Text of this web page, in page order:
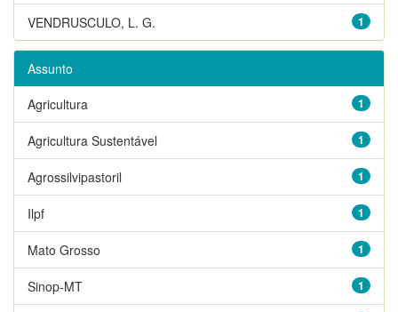
1
VENDRUSCULO, L. G.
Assunto
1
Agricultura
1
Agricultura Sustentável
1
Agrossilvipastoril
1
Ilpf
1
Mato Grosso
1
Sinop-MT